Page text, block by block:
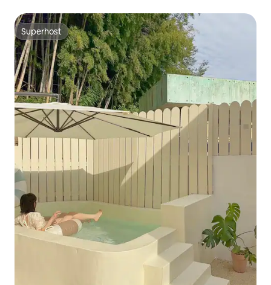
Mercado Internacional. Shelter.
Superhost
Superhost